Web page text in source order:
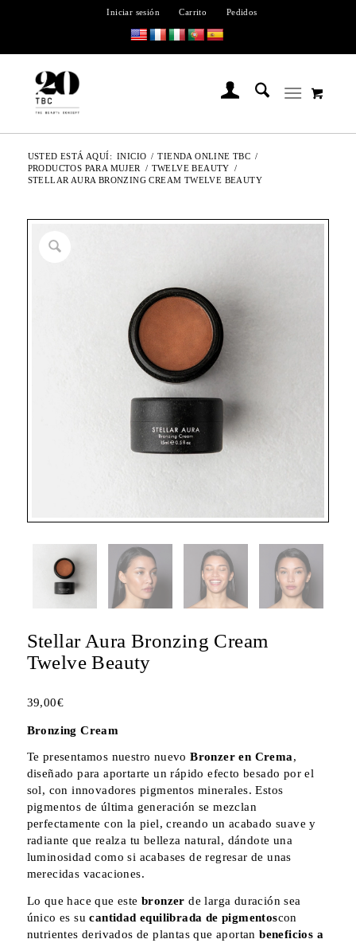
Iniciar sesión Carrito Pedidos
USTED ESTÁ AQUÍ: INICIO / TIENDA ONLINE TBC /
PRODUCTOS PARA MUJER
/ TWELVE BEAUTY /
STELLAR AURA BRONZING CREAM TWELVE BEAUTY
Stellar Aura Bronzing Cream
Twelve Beauty
39,00€
Bronzing Cream
Te presentamos nuestro nuevoBronzer en Crema,
diseñado para aportarte un rápido efecto besado por el
sol, con innovadores pigmentos minerales. Estos
pigmentos de última generación se mezclan
perfectamente con la piel, creando un acabado suave y
radiante que realza tu belleza natural, dándote una
luminosidad como si acabases de regresar de unas
merecidas vacaciones.
Lo que hace que este bronzer de larga duración sea
único es sucantidad equilibrada de pigmentoscon
nutrientes derivados de plantas que aportanbeneficios a